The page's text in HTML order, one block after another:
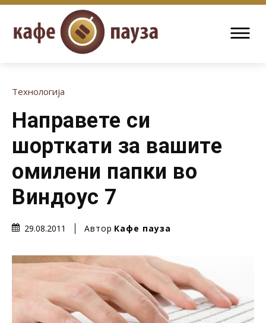
Технологија
Направете си
шорткати за вашите
омилени папки во
Виндоус 7
29.08.2011 Автор Кафе пауза